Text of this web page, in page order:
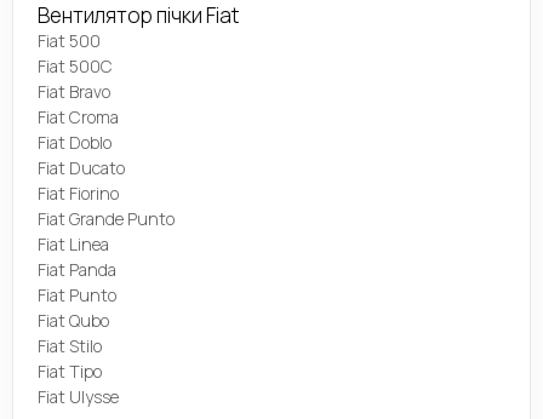
Вентилятор пічки Fiat
Fiat 500
Fiat 500C
Fiat Bravo
Fiat Croma
Fiat Doblo
Fiat Ducato
Fiat Fiorino
Fiat Grande Punto
Fiat Linea
Fiat Panda
Fiat Punto
Fiat Qubo
Fiat Stilo
Fiat Tipo
Fiat Ulysse